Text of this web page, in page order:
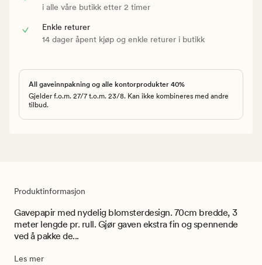
i alle våre butikk etter 2 timer
Enkle returer
14 dager åpent kjøp og enkle returer i butikk
All gaveinnpakning og alle kontorprodukter 40%
Gjelder f.o.m. 27/7 t.o.m. 23/8. Kan ikke kombineres med andre
tilbud.
Produktinformasjon
Gavepapir med nydelig blomsterdesign. 70cm bredde, 3
meter lengde pr. rull. Gjør gaven ekstra fin og spennende
ved å pakke de...
Les mer